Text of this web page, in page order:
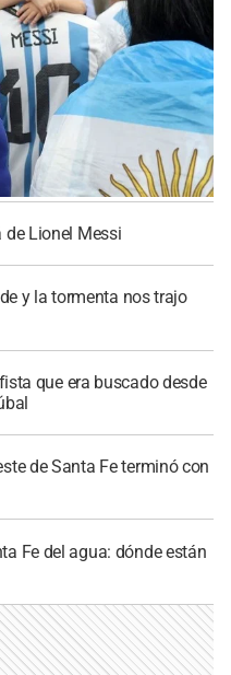
de Lionel Messi
y la tormenta nos trajo
que era buscado desde
de Santa Fe terminó con
Fe del agua: dónde están